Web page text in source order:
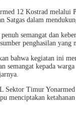
12 Kostrad melalui
Satgas dalam
semangat dan
penghasilan yang
bahwa kegiatan ini
semangat kepada
Sektor Timur
menciptakan